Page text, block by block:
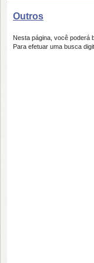
Outros
Nesta página, você poderá
Para efetuar uma busca